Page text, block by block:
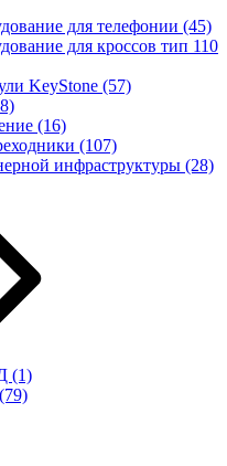
для телефонии (45)
для кроссов тип 110
KeyStone (57)
(16)
(107)
инфраструктуры (28)
(1)
(79)